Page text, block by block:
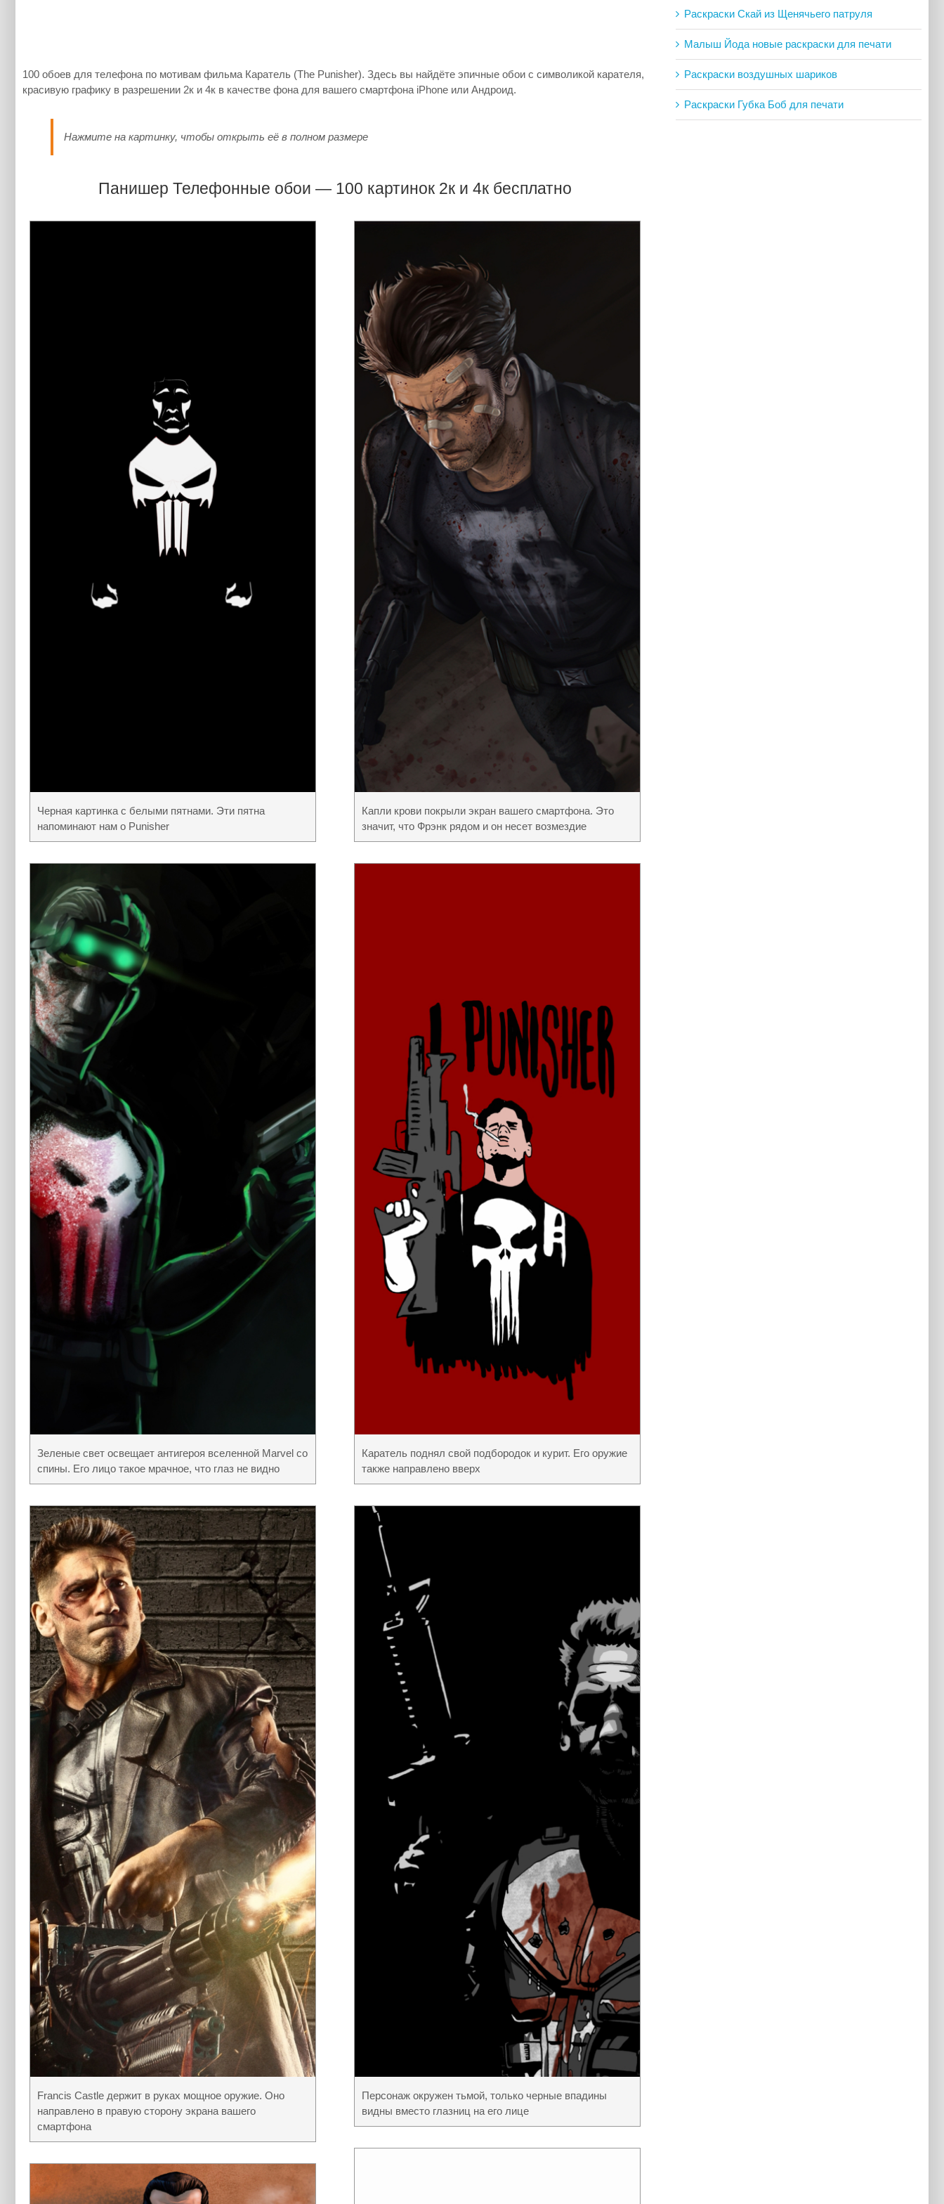
100 обоев для телефона по мотивам фильма Каратель (The Punisher). Здесь вы найдёте эпичные обои с символикой карателя,
красивую графику в разрешении 2к и 4к в качестве фона для вашего смартфона iPhone или Андроид.
Нажмите на картинку, чтобы открыть её в полном размере
Панишер Телефонные обои — 100 картинок 2к и 4к бесплатно
Черная картинка с белыми пятнами. Эти пятна
напоминают нам о Punisher
Зеленые свет освещает антигероя вселенной Marvel со
спины. Его лицо такое мрачное, что глаз не видно
Francis Castle держит в руках мощное оружие. Оно
направлено в правую сторону экрана вашего
смартфона
Капли крови покрыли экран вашего смартфона. Это
значит, что Фрэнк рядом и он несет возмездие
Каратель поднял свой подбородок и курит. Его оружие
также направлено вверх
Персонаж окружен тьмой, только черные впадины
видны вместо глазниц на его лице
Раскраски Скай из Щенячьего патруля
Малыш Йода новые раскраски для печати
Раскраски воздушных шариков
Раскраски Губка Боб для печати